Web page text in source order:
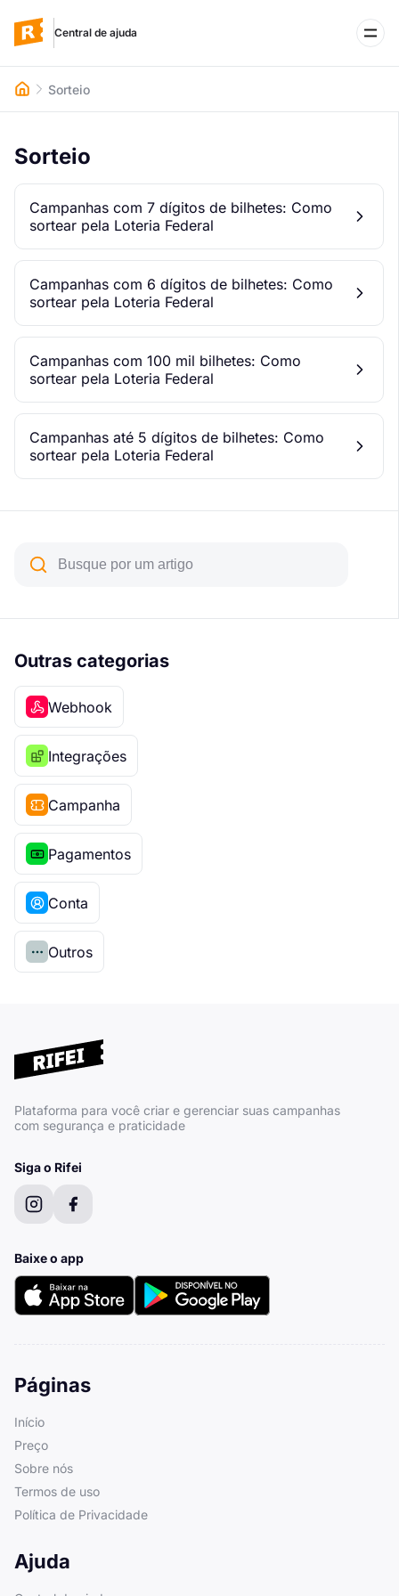
Central de ajuda
WhatsApp
Acessar o Rifei
Sorteio
Sorteio
Campanhas com 7 dígitos de bilhetes: Como
sortear pela Loteria Federal
Campanhas com 6 dígitos de bilhetes: Como
sortear pela Loteria Federal
Campanhas com 100 mil bilhetes: Como
sortear pela Loteria Federal
Campanhas até 5 dígitos de bilhetes: Como
sortear pela Loteria Federal
Outras categorias
Webhook
Integrações
Campanha
Pagamentos
Conta
Outros
Plataforma para você criar e gerenciar suas campanhas
com segurança e praticidade
Siga o Rifei
Baixe o app
Páginas
Início
Preço
Sobre nós
Termos de uso
Política de Privacidade
Ajuda